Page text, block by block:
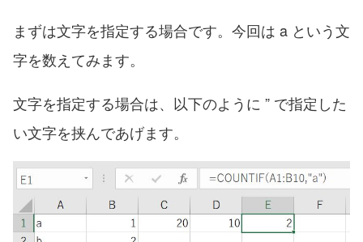
まずは文字を指定する場合です。今回は a という文
字を数えてみます。
文字を指定する場合は、以下のように ” で指定した
い文字を挟んであげます。